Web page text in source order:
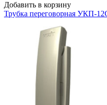
Добавить в корзину
Трубка переговорная УКП-